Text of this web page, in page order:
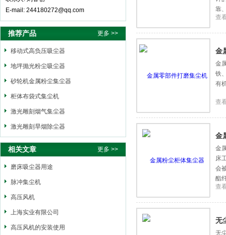
E-mail: 244180272@qq.com
推荐产品 更多 >>
移动式高负压吸尘器
地坪抛光粉尘吸尘器
砂轮机金属粉尘集尘器
柜体布袋式集尘机
激光雕刻烟气集尘器
激光雕刻旱烟除尘器
相关文章 更多 >>
磨床吸尘器用途
脉冲集尘机
高压风机
上海实业有限公司
高压风机的安装使用
靠
查
金
金
铁
有
查
金
金
床
会
酯
滤
查
无
无